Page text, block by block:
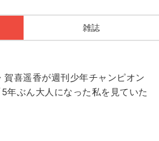
雑誌
賀喜遥香が週刊少年チャンピオン
年ぶん大人になった私を見ていた